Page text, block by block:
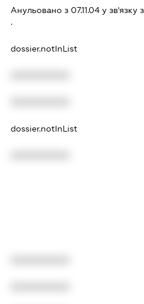
Анульовано з 07.11.04 у зв'язку
.
dossier.notInList
dossier.notInList